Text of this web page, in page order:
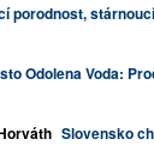
porodnost,
Odolena Voda:
Slovensko